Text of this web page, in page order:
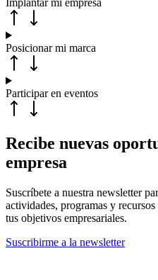
Implantar mi empresa
Posicionar mi marca
Participar en eventos
Recibe nuevas
empresa
Suscríbete a nuestra newsletter
actividades, programas y
tus objetivos empresariales.
Suscribirme a la newsletter